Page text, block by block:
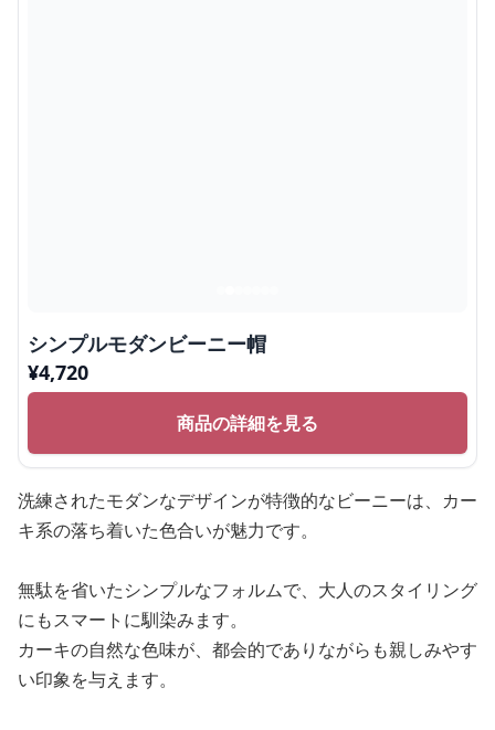
シンプルモダンビーニー帽
¥4,720
商品の詳細を見る
洗練されたモダンなデザインが特徴的なビーニーは、カー
キ系の落ち着いた色合いが魅力です。
無駄を省いたシンプルなフォルムで、大人のスタイリング
にもスマートに馴染みます。
カーキの自然な色味が、都会的でありながらも親しみやす
い印象を与えます。